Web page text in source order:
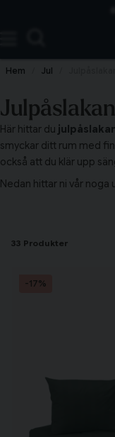
Hem Jul
Julpåslakan
Här hittar du
smyckar ditt rum med
också att du klär upp
Nedan hittar ni vår
33 Produkter
-17%